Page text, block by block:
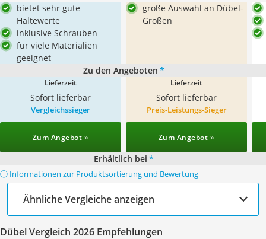
bietet sehr gute
Haltewerte
inklusive Schrauben
für viele Materialien
geeignet
große Auswahl an Dübel-
Größen
Zu den Angeboten *
Lieferzeit
Sofort lieferbar
Lieferzeit
Sofort lieferbar
Vergleichssieger
Zum Angebot »
Preis-Leistungs-Sieger
Zum Angebot »
Erhältlich bei *
ⓘ Informationen zur Produktsortierung und Bewertung
Ähnliche Vergleiche anzeigen
Dübel Vergleich 2026 Empfehlungen